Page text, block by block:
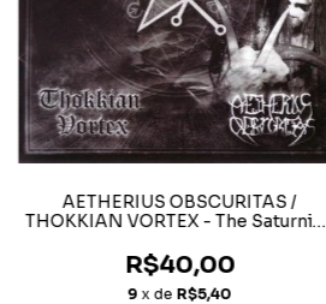
AETHERIUS OBSCURITAS /
THOKKIAN VORTEX - The Saturnine
R$40,00
9 x de R$5,40